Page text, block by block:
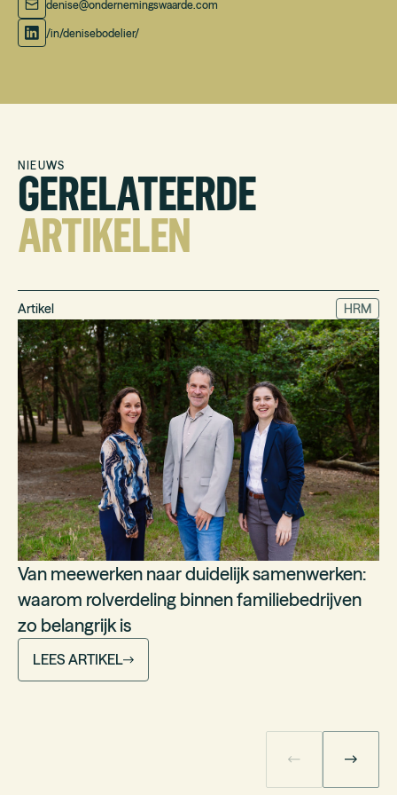
denise@ondernemingswaarde.com
/in/denisebodelier/
NIEUWS
GERELATEERDE
ARTIKELEN
Artikel HRM
Van meewerken naar duidelijk samenwerken:
waarom rolverdeling binnen familiebedrijven
zo belangrijk is
LEES ARTIKEL